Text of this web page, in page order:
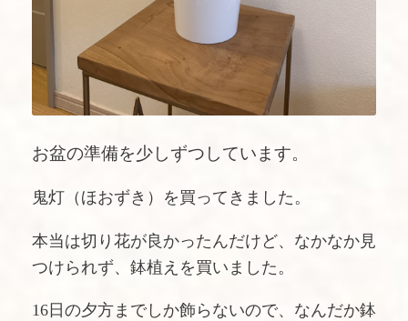
お盆の準備を少しずつしています。
鬼灯（ほおずき）を買ってきました。
本当は切り花が良かったんだけど、なかなか見
つけられず、鉢植えを買いました。
16日の夕方までしか飾らないので、なんだか鉢